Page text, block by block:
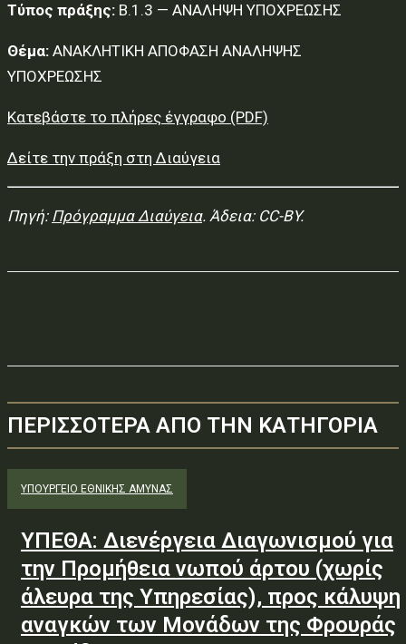
Τύπος πράξης: Β.1.3 — ΑΝΑΛΗΨΗ ΥΠΟΧΡΕΩΣΗΣ
Θέμα: ΑΝΑΚΛΗΤΙΚΗ ΑΠΟΦΑΣΗ ΑΝΑΛΗΨΗΣ
ΥΠΟΧΡΕΩΣΗΣ
Κατεβάστε το πλήρες έγγραφο (PDF)
Δείτε την πράξη στη Διαύγεια
Πηγή: Πρόγραμμα Διαύγεια. Άδεια: CC-BY.
ΠΕΡΙΣΣΟΤΕΡΑ ΑΠΟ ΤΗΝ ΚΑΤΗΓΟΡΙΑ
ΥΠΟΥΡΓΕΊΟ ΕΘΝΙΚΉΣ ΆΜΥΝΑΣ
ΥΠΕΘΑ: Διενέργεια Διαγωνισμού για
την Προμήθεια νωπού άρτου (χωρίς
άλευρα της Υπηρεσίας), προς κάλυψη
αναγκών των Μονάδων της Φρουράς